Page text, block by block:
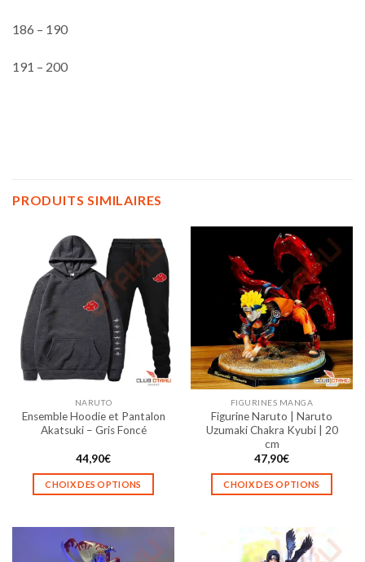
186 – 190
191 – 200
PRODUITS SIMILAIRES
NARUTO
Ensemble Hoodie et Pantalon
Akatsuki – Gris Foncé
44,90€
CHOIX DES OPTIONS
a
plusieurs
FIGURINES MANGA
Figurine Naruto | Naruto
Uzumaki Chakra Kyubi | 20
cm
47,90€
CHOIX DES OPTIONS
a
plusieurs